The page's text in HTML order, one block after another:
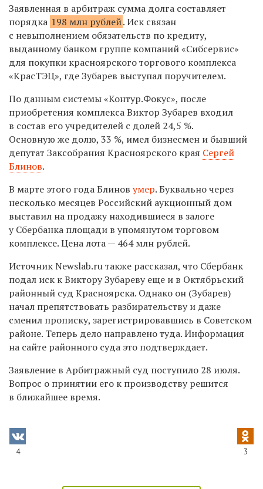
Заявленная в арбитраж сумма долга составляет
порядка 198 млн рублей. Иск связан
с невыполнением обязательств по кредиту,
выданному банком группе компаний «Сибсервис»
для покупки красноярского торгового комплекса
«КрасТЭЦ», где Зубарев выступал поручителем.
По данным системы «Контур.Фокус», после
приобретения комплекса Виктор Зубарев входил
в состав его учредителей с долей 24,5 %.
Основную же долю, 33 %, имел бизнесмен и бывший
депутат Заксобрания Красноярского края Сергей
Блинов.
В марте этого года Блинов умер. Буквально через
несколько месяцев Российский аукционный дом
выставил на продажу находившиеся в залоге
у Сбербанка площади в упомянутом торговом
комплексе. Цена лота — 464 млн рублей.
ИсточникNewslab.ruтакже рассказал, что Сбербанк
подал иск к Виктору Зубареву еще и в Октябрьский
районный суд Красноярска. Однако он (Зубарев)
начал препятствовать разбирательству и даже
сменил прописку, зарегистрировавшись в Советском
районе. Теперь дело направлено туда. Информация
на сайте районного суда это подтверждает.
Заявление в Арбитражный суд поступило 28 июля.
Вопрос о принятии его к производству решится
в ближайшее время.
4 3